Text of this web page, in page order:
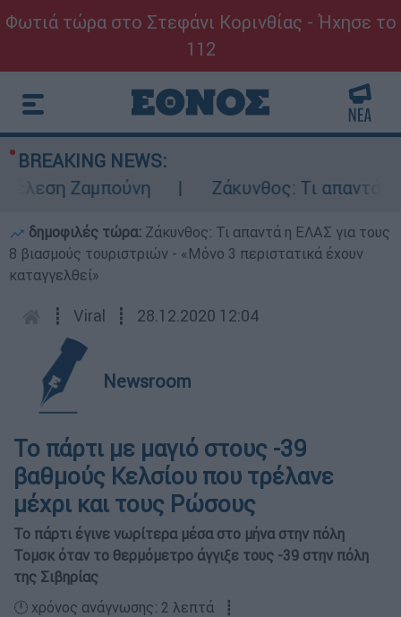
Φωτιά τώρα στο Στεφάνι Κορινθίας - Ήχησε το
112
BREAKING NEWS:
Ζαμπούνη
Ζάκυνθος: Τι απαντά η
δημοφιλές τώρα: Ζάκυνθος: Τι απαντά η ΕΛΑΣ για τους
8 βιασμούς τουριστριών - «Μόνο 3 περιστατικά έχουν
καταγγελθεί»
┋ Viral ┋ 28.12.2020 12:04
Newsroom
Το πάρτι με μαγιό στους -39
βαθμούς Κελσίου που τρέλανε
μέχρι και τους Ρώσους
Το πάρτι έγινε νωρίτερα μέσα στο μήνα στην πόλη
Τομσκ όταν το θερμόμετρο άγγιξε τους -39 στην πόλη
της Σιβηρίας
🕛 χρόνος ανάγνωσης: 2 λεπτά ┋